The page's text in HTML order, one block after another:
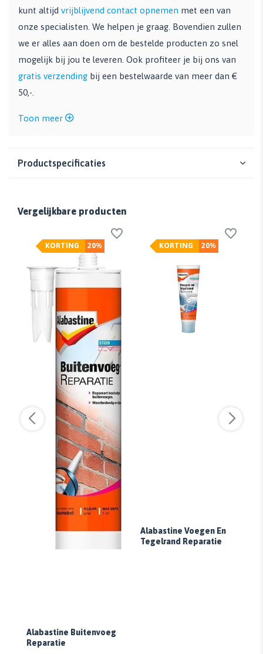
kunt altijd vrijblijvend contact opnemen met een van
onze specialisten. We helpen je graag. Bovendien zullen
we er alles aan doen om de bestelde producten zo snel
mogelijk bij jou te leveren. Ook profiteer je bij ons van
gratis verzending bij een bestelwaarde van meer dan €
50,-.
Toon meer
Productspecificaties
Vergelijkbare producten
20%
KORTING
Alabastine Buitenvoeg
Reparatie
20%
KORTING
Alabastine Voegen En
Tegelrand Reparatie